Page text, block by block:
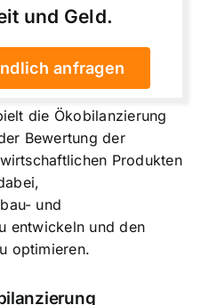
und Geld.
anfragen
die Ökobilanzierung
Bewertung der
Produkten
und
entwickeln und den
optimieren.